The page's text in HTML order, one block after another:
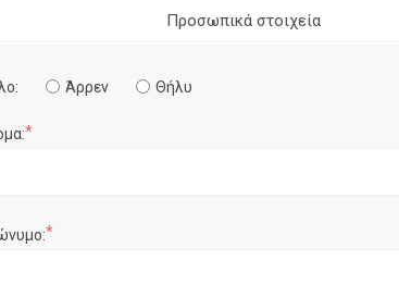
Προσωπικά στοιχεία
Άρρεν Θήλυ
*
*